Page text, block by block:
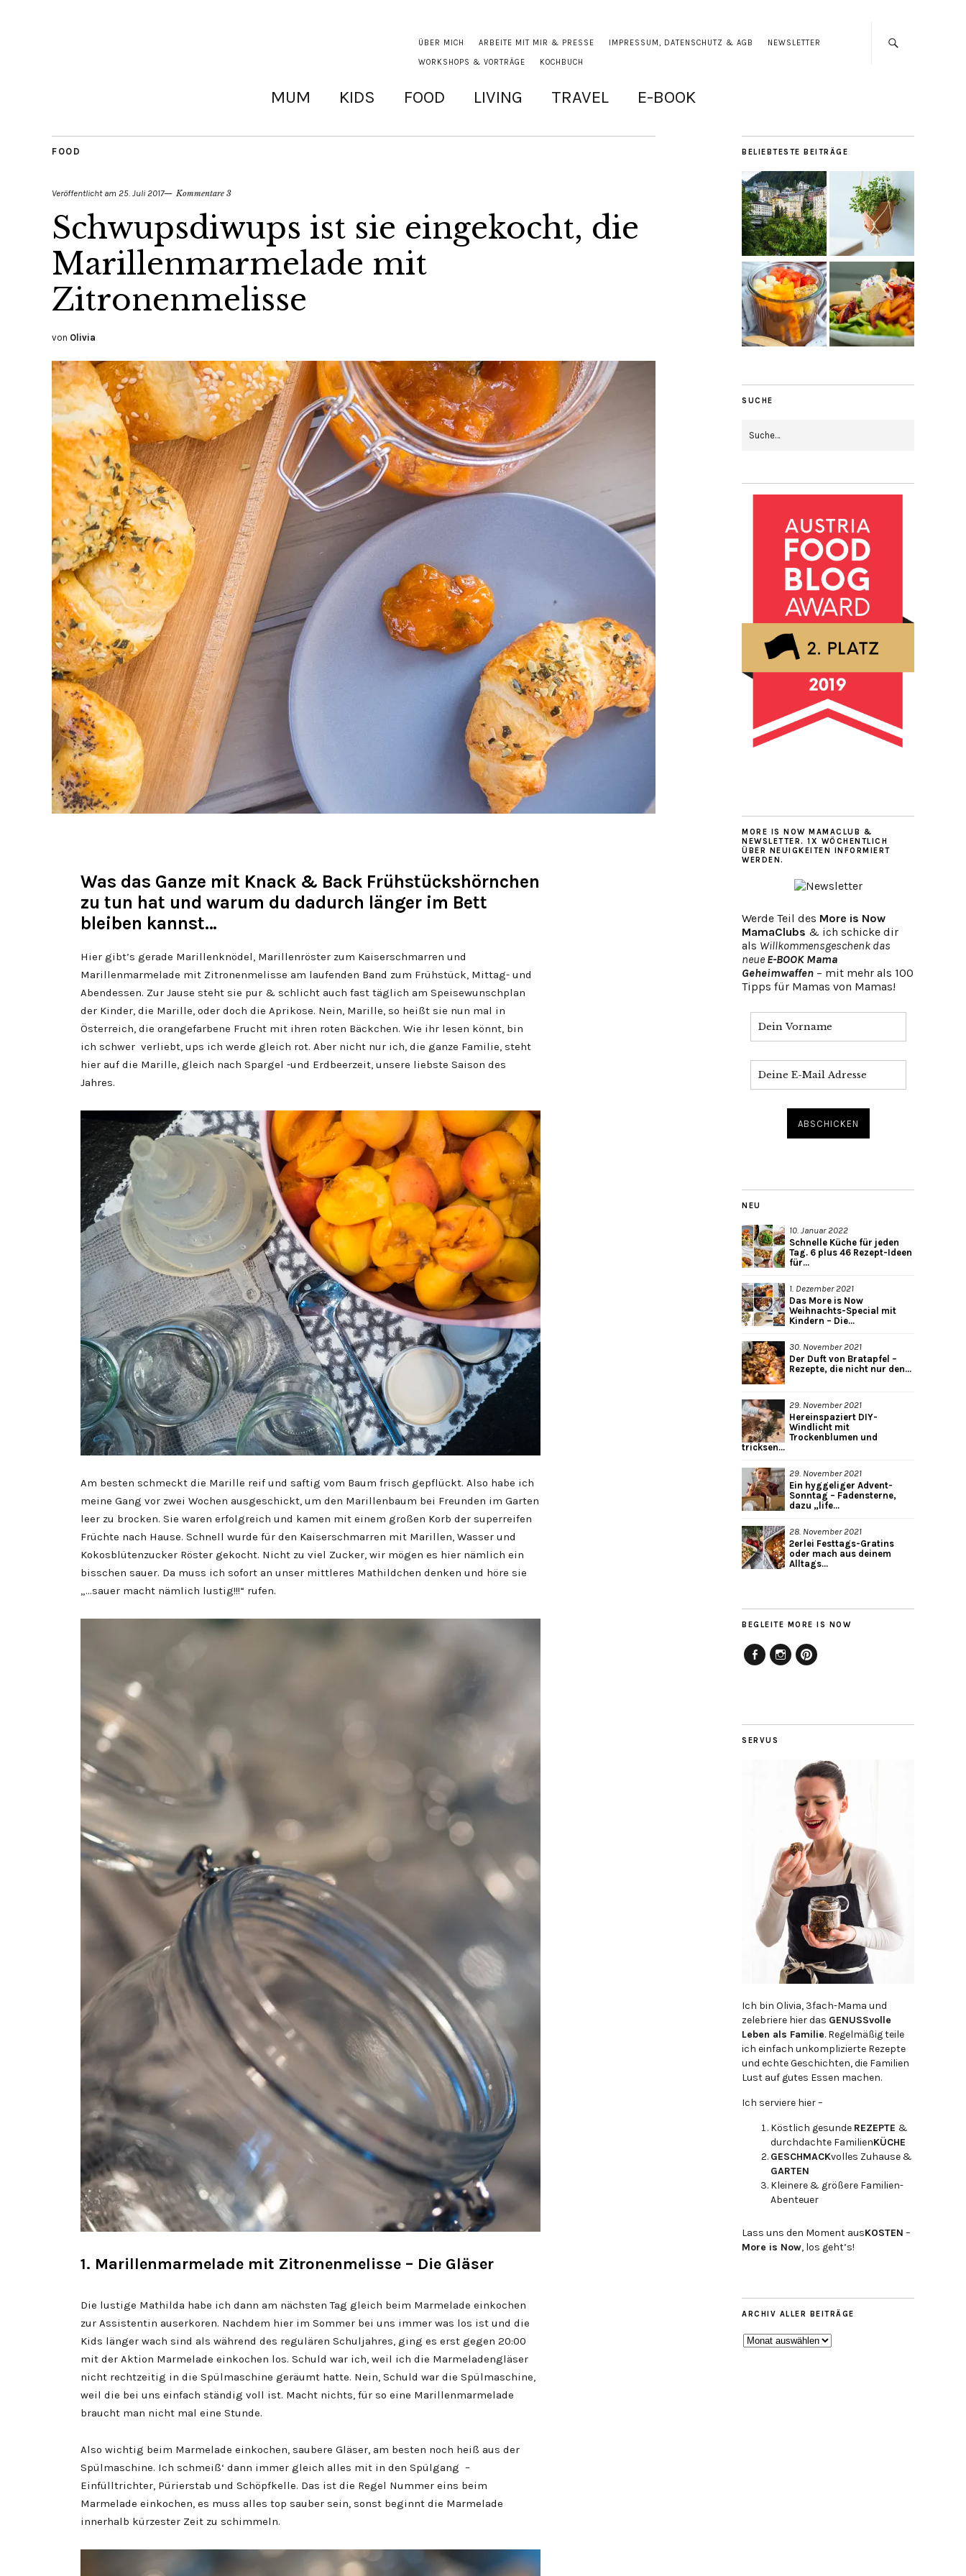
ÜBER MICH ARBEITE MIT MIR & PRESSE IMPRESSUM, DATENSCHUTZ & AGB NEWSLETTER
WORKSHOPS & VORTRÄGE KOCHBUCH
MUM KIDS FOOD LIVING TRAVEL E-BOOK
FOOD
Veröffentlicht am 25. Juli 2017 Kommentare 3
Schwupsdiwups ist sie eingekocht, die
Marillenmarmelade mit
Zitronenmelisse
von Olivia
Was das Ganze mit Knack & Back Frühstückshörnchen
zu tun hat und warum du dadurch länger im Bett
bleiben kannst…
Hier gibt’s gerade Marillenknödel, Marillenröster zum Kaiserschmarren und
Marillenmarmelade mit Zitronenmelisse am laufenden Band zum Frühstück, Mittag- und
Abendessen. Zur Jause steht sie pur & schlicht auch fast täglich am Speisewunschplan
der Kinder, die Marille, oder doch die Aprikose. Nein, Marille, so heißt sie nun mal in
Österreich, die orangefarbene Frucht mit ihren roten Bäckchen. Wie ihr lesen könnt, bin
ich schwer verliebt, ups ich werde gleich rot. Aber nicht nur ich, die ganze Familie, steht
hier auf die Marille, gleich nach Spargel -und Erdbeerzeit, unsere liebste Saison des
Jahres.
Am besten schmeckt die Marille reif und saftig vom Baum frisch gepflückt. Also habe ich
meine Gang vor zwei Wochen ausgeschickt, um den Marillenbaum bei Freunden im Garten
leer zu brocken. Sie waren erfolgreich und kamen mit einem großen Korb der superreifen
Früchte nach Hause. Schnell wurde für den Kaiserschmarren mit Marillen, Wasser und
Kokosblütenzucker Röster gekocht. Nicht zu viel Zucker, wir mögen es hier nämlich ein
bisschen sauer. Da muss ich sofort an unser mittleres Mathildchen denken und höre sie
„…sauer macht nämlich lustig!!!“ rufen.
1. Marillenmarmelade mit Zitronenmelisse – Die Gläser
Die lustige Mathilda habe ich dann am nächsten Tag gleich beim Marmelade einkochen
zur Assistentin auserkoren. Nachdem hier im Sommer bei uns immer was los ist und die
Kids länger wach sind als während des regulären Schuljahres, ging es erst gegen 20:00
mit der Aktion Marmelade einkochen los. Schuld war ich, weil ich die Marmeladengläser
nicht rechtzeitig in die Spülmaschine geräumt hatte. Nein, Schuld war die Spülmaschine,
weil die bei uns einfach ständig voll ist. Macht nichts, für so eine Marillenmarmelade
braucht man nicht mal eine Stunde.
Also wichtig beim Marmelade einkochen, saubere Gläser, am besten noch heiß aus der
Spülmaschine. Ich schmeiß‘ dann immer gleich alles mit in den Spülgang –
Einfülltrichter, Pürierstab und Schöpfkelle. Das ist die Regel Nummer eins beim
Marmelade einkochen, es muss alles top sauber sein, sonst beginnt die Marmelade
innerhalb kürzester Zeit zu schimmeln.
BELIEBTESTE BEITRÄGE
SUCHE
MORE IS NOW MAMACLUB &
NEWSLETTER. 1X WÖCHENTLICH
ÜBER NEUIGKEITEN INFORMIERT
WERDEN.
Werde Teil des More is Now
MamaClubs & ich schicke dir
als Willkommensgeschenk das
neue E-BOOK Mama
Geheimwaffen – mit mehr als 100
Tipps für Mamas von Mamas!
NEU
10. Januar 2022
Schnelle Küche für jeden
Tag. 6 plus 46 Rezept-Ideen
für...
1. Dezember 2021
Das More is Now
Weihnachts-Special mit
Kindern – Die...
30. November 2021
Der Duft von Bratapfel –
Rezepte, die nicht nur den...
29. November 2021
Hereinspaziert DIY-
Windlicht mit
Trockenblumen und
tricksen...
29. November 2021
Ein hyggeliger Advent-
Sonntag – Fadensterne,
dazu „life...
28. November 2021
2erlei Festtags-Gratins
oder mach aus deinem
Alltags...
BEGLEITE MORE IS NOW
SERVUS
Ich bin Olivia, 3fach-Mama und
zelebriere hier das GENUSSvolle
Leben als Familie. Regelmäßig teile
ich einfach unkomplizierte Rezepte
und echte Geschichten, die Familien
Lust auf gutes Essen machen.
Ich serviere hier –
Köstlich gesunde REZEPTE &
durchdachte FamilienKÜCHE
GESCHMACKvolles Zuhause &
GARTEN
Kleinere & größere Familien-
Abenteuer
Lass uns den Moment ausKOSTEN –
More is Now, los geht’s!
ARCHIV ALLER BEITRÄGE
ARCHIV